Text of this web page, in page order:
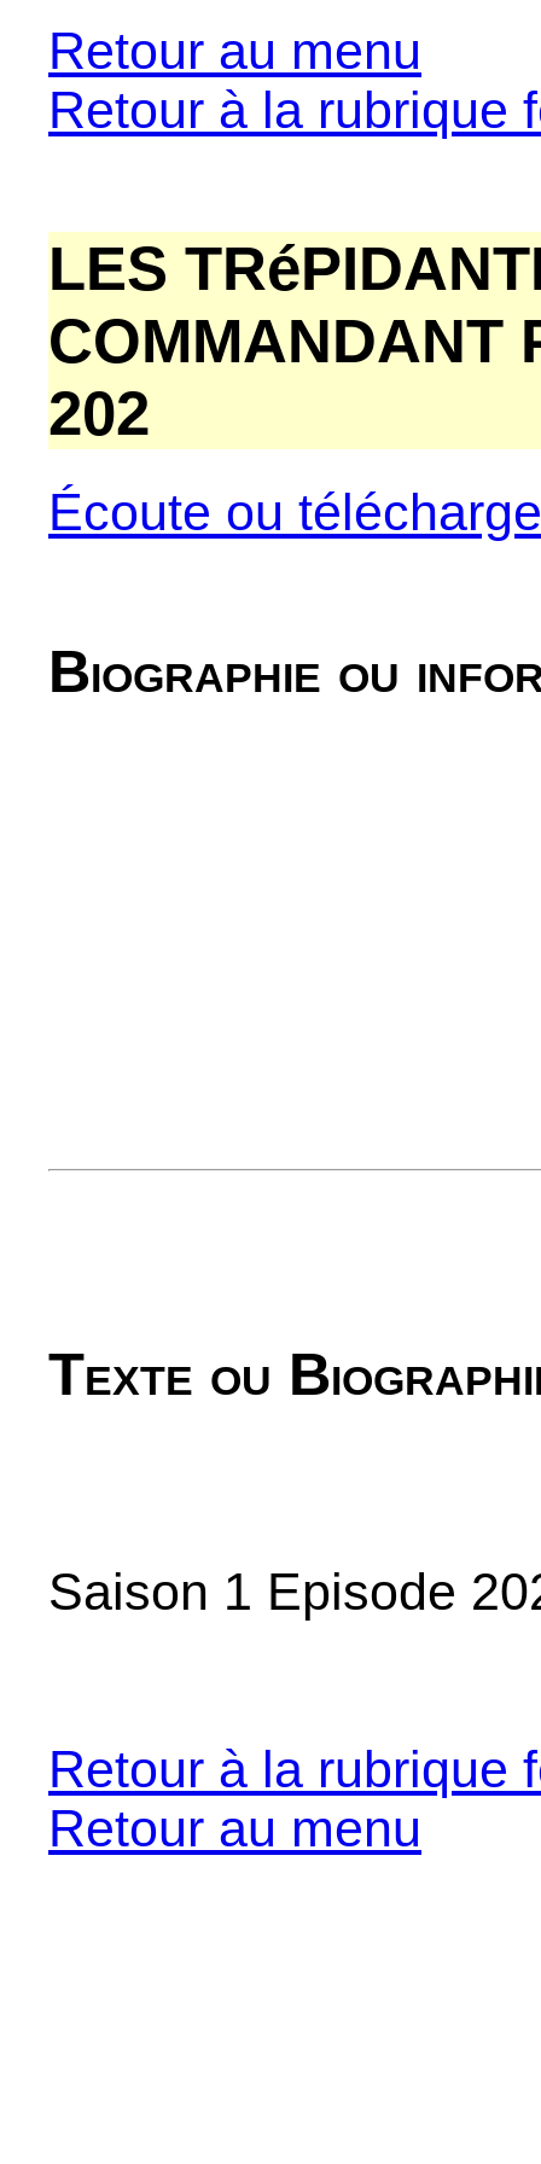
Retour au menu
Retour à la rubrique
LES
COMMANDANT
202
Écoute ou
Biographie ou
Texte ou
Saison 1 Episode
Retour à la rubrique
Retour au menu